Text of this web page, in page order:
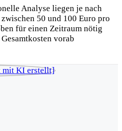
Analyse liegen je nach
50 und 100 Euro pro
für einen Zeitraum nötig
vorab